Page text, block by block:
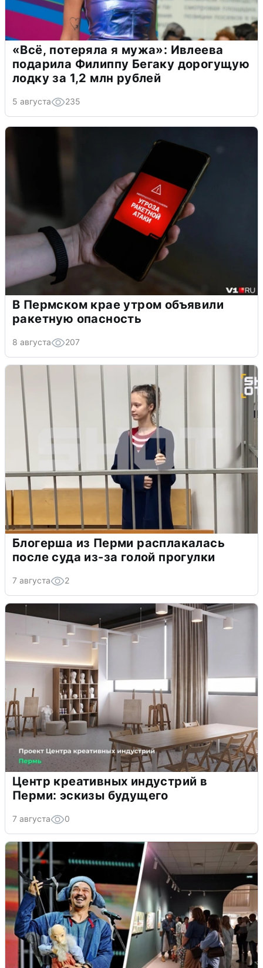
«Всё, потеряла я мужа»: Ивлеева
подарила Филиппу Бегаку дорогущую
лодку за 1,2 млн рублей
5 августа 235
В Пермском крае утром объявили
ракетную опасность
8 августа 207
Блогерша из Перми расплакалась
после суда из-за голой прогулки
7 августа 2
Центр креативных индустрий в
Перми: эскизы будущего
7 августа 0